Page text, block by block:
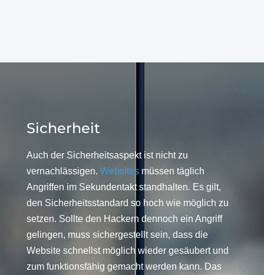
Sicherheit
Auch der Sicherheitsaspekt ist nicht zu
vernachlässigen. Websitesmüssen täglich
Angriffen im Sekundentakt standhalten. Es gilt,
den Sicherheitsstandard so hoch wie möglich zu
setzen. Sollte den Hackern dennoch ein Angriff
gelingen, muss sichergestellt sein, dass die
Website schnellst möglich wieder gesäubert und
zum funktionsfähig gemacht werden kann. Das